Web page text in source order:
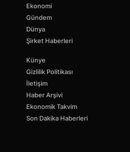
Ekonomi
Gündem
Dünya
Şirket Haberleri
Künye
Gizlilik Politikası
İletişim
Haber Arşivi
Ekonomik Takvim
Son Dakika Haberleri